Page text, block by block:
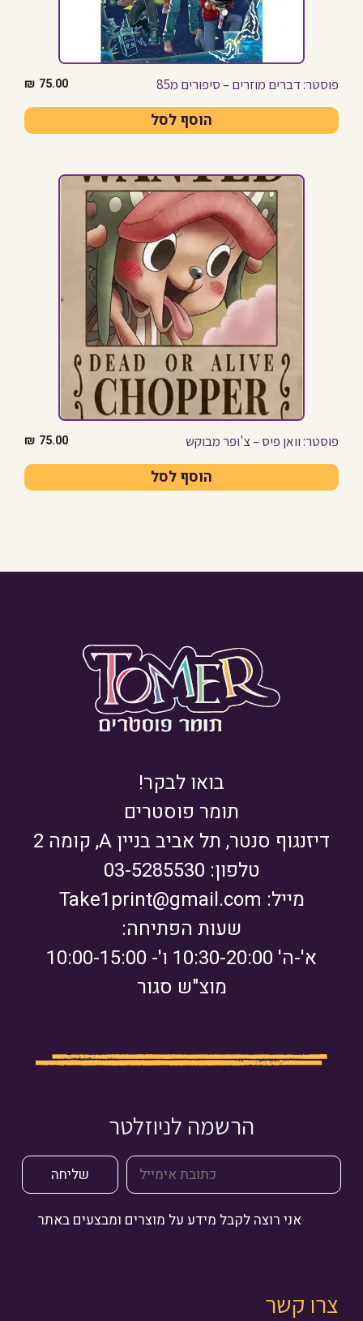
פוסטר: דברים מוזרים – סיפורים מ85 75.00
₪
הוסף לסל
פוסטר: וואן פיס – צ'ופר מבוקש 75.00
₪
הוסף לסל
בואו לבקר!
תומר פוסטרים
דיזנגוף סנטר, תל אביב בניין A, קומה 2
טלפון: 03-5285530
מייל: Take1print@gmail.com
שעות הפתיחה:
א'-ה' 10:30-20:00 ו'- 10:00-15:00
מוצ"ש סגור
הרשמה לניוזלטר
אני רוצה לקבל מידע על מוצרים ומבצעים באתר
צרו קשר